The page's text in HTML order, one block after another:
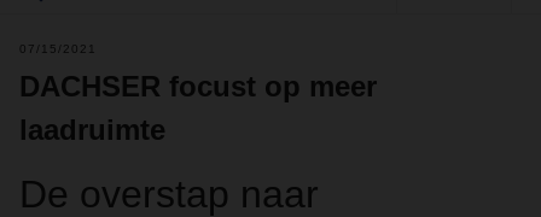
07/15/2021
DACHSER focust op meer
laadruimte
De overstap naar